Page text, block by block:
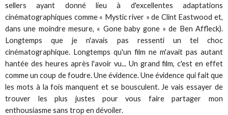
sellers ayant donné lieu à d'excellentes adaptations
cinématographiques comme « Mystic river » de Clint Eastwood et,
dans une moindre mesure, « Gone baby gone » de Ben Affleck).
Longtemps que je n'avais pas ressenti un tel choc
cinématographique. Longtemps qu'un film ne m'avait pas autant
hantée des heures après l'avoir vu... Un grand film, c'est en effet
comme un coup de foudre. Une évidence. Une évidence qui fait que
les mots à la fois manquent et se bousculent. Je vais essayer de
trouver les plus justes pour vous faire partager mon
enthousiasme sans trop en dévoiler.